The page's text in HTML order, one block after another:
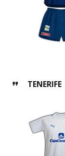
TENERIFE